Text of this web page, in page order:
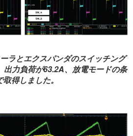
ラとエクスパンダのスイッチング
出力負荷が63.2A、放電モードの条
取得しました。